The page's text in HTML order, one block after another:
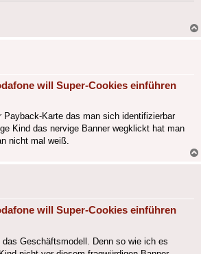
will Super-Cookies einführen
Payback-Karte das man sich identifizierbar
Kind das nervige Banner wegklickt hat man
nicht mal weiß.
will Super-Cookies einführen
das Geschäftsmodell. Denn so wie ich es